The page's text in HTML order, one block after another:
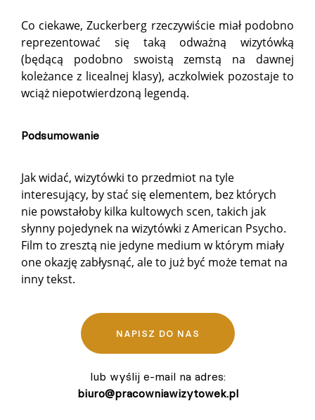
Co ciekawe, Zuckerberg rzeczywiście miał podobno
reprezentować się taką odważną wizytówką
(będącą podobno swoistą zemstą na dawnej
koleżance z licealnej klasy), aczkolwiek pozostaje to
wciąż niepotwierdzoną legendą.
Podsumowanie
Jak widać, wizytówki to przedmiot na tyle
interesujący, by stać się elementem, bez których
nie powstałoby kilka kultowych scen, takich jak
słynny pojedynek na wizytówki z American Psycho.
Film to zresztą nie jedyne medium w którym miały
one okazję zabłysnąć, ale to już być może temat na
inny tekst.
NAPISZ DO NAS
lub wyślij e-mail na adres:
biuro@pracowniawizytowek.pl